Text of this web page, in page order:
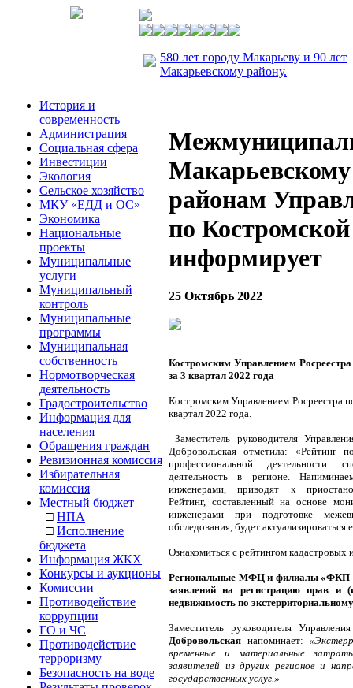
580 лет городу Макарьеву и 90 лет
Макарьевскому району.
История и
современность
Администрация
Социальная сфера
Инвестиции
Экология
Сельское хозяйство
МКУ «ЕДД и ОС»
Экономика
Национальные
проекты
Муниципальные
услуги
Муниципальный
контроль
Муниципальные
программы
Муниципальная
собственность
Нормотворческая
деятельность
Градостроительство
Информация для
населения
Обращения граждан
Ревизионная комиссия
Избирательная
комиссия
Местный бюджет
□ НПА
□ Исполнение
бюджета
Информация ЖКХ
Конкурсы и аукционы
Комиссии
Противодействие
коррупции
ГО и ЧС
Противодействие
терроризму
Безопасность на воде
районам
по
информирует
25 Октябрь 2022
Костромским Управлением
за 3 квартал 2022 года
Костромским Управлением Росреестра
квартал 2022 года.
Заместитель руководителя
Добровольская отметила: «Рейтинг
профессиональной деятельности
деятельность в регионе.
инженерами, приводят к
Рейтинг, составленный на основе
инженерами при подготовке
обследования, будет актуализироваться
Ознакомиться с рейтингом
Региональные МФЦ и филиалы «ФКП
заявлений на регистрацию прав и
недвижимость по
Заместитель руководителя
Добровольская напоминает:
временные и материальные
заявителей из других регионов и
государственных услуг.»